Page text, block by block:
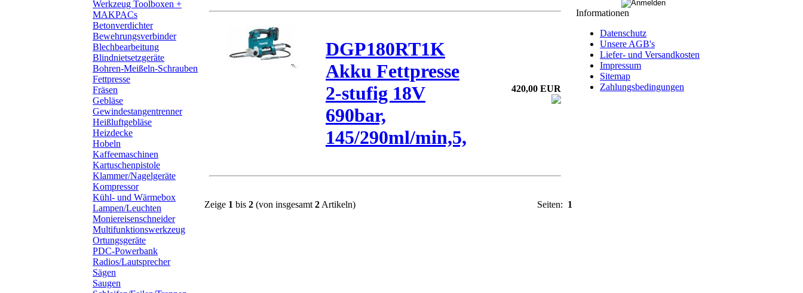
Werkzeug Toolboxen +
MAKPACs
Betonverdichter
Bewehrungsverbinder
Blechbearbeitung
Blindnietsetzgeräte
Bohren-Meißeln-Schrauben
Fettpresse
Fräsen
Gebläse
Gewindestangentrenner
Heißluftgebläse
Heizdecke
Hobeln
Kaffeemaschinen
Kartuschenpistole
Klammer/Nagelgeräte
Kompressor
Kühl- und Wärmebox
Lampen/Leuchten
Moniereisenschneider
Multifunktionswerkzeug
Ortungsgeräte
PDC-Powerbank
Radios/Lautsprecher
Sägen
Saugen
DGP180RT1K
Akku Fettpresse
2-stufig 18V
690bar,
145/290ml/min,5,
420,00 EUR
Zeige 1 bis 2 (von insgesamt 2 Artikeln) Seiten: 1
Informationen
Datenschutz
Unsere AGB's
Liefer- und Versandkosten
Impressum
Sitemap
Zahlungsbedingungen